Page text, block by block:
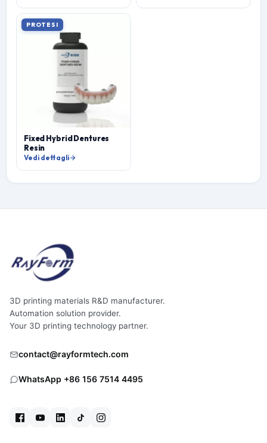
PROTESI
Fixed Hybrid Dentures
Resin
Vedi dettagli
3D printing materials R&D manufacturer.
Automation solution provider.
Your 3D printing technology partner.
contact@rayformtech.com
WhatsApp +86 156 7514 4495